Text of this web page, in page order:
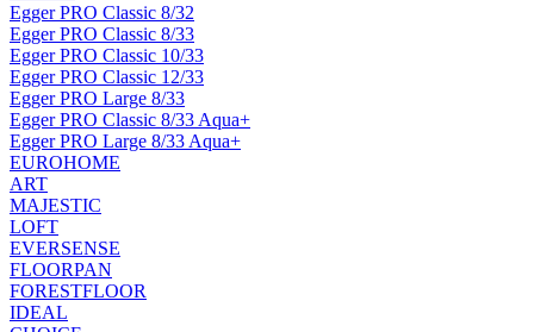
Egger PRO Classic 8/32
Egger PRO Classic 8/33
Egger PRO Classic 10/33
Egger PRO Classic 12/33
Egger PRO Large 8/33
Egger PRO Classic 8/33 Aqua+
Egger PRO Large 8/33 Aqua+
EUROHOME
ART
MAJESTIC
LOFT
EVERSENSE
FLOORPAN
FORESTFLOOR
IDEAL